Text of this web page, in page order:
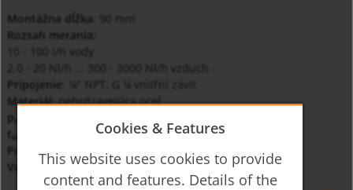
Montážna dĺžka
Rozsah merania:
10 - 100 l/h vody
2,0 - 20 Nl/h ... 300 - 3000 Nl/h vzduch
Pripojenie : ¼" NPT, G ¼ vnitřní závit
Materiál: nehrdzavejúca oceľ
p
t
Presnosť : ± 3% qG = 50%
Voliteľné: kontakty, diferenèný tlakový regulátor
Cookies & Features
This website uses cookies to provide
content and features. Details of the